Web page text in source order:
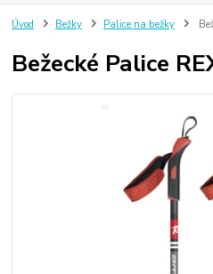
Úvod Bežky Palice na bežky
Bežecké Palice